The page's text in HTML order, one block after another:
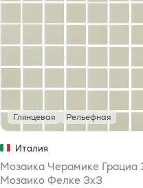
Глянцевая Рельефная
Италия
Мозаика Черамике Грациа
Мозаико Фелке 3x3